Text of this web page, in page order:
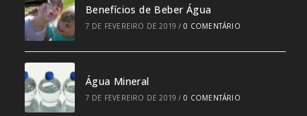
Benefícios de Beber Água
7 DE FEVEREIRO DE 2019 / 0 COMENTÁRIO
Água Mineral
7 DE FEVEREIRO DE 2019 / 0 COMENTÁRIO